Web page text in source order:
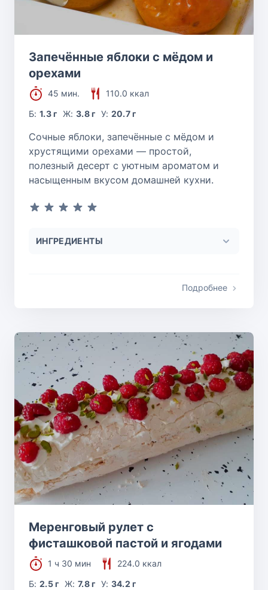
Запечённые яблоки с мёдом и
орехами
45 мин.
110.0 ккал
Б:1.3 г Ж: 3.8 г У: 20.7 г
Сочные яблоки, запечённые с мёдом и
хрустящими орехами — простой,
полезный десерт с уютным ароматом и
насыщенным вкусом домашней кухни.
ИНГРЕДИЕНТЫ
Подробнее
Меренговый рулет с
фисташковой пастой и ягодами
1 ч 30 мин
224.0 ккал
Б:2.5 г Ж: 7.8 г У: 34.2 г